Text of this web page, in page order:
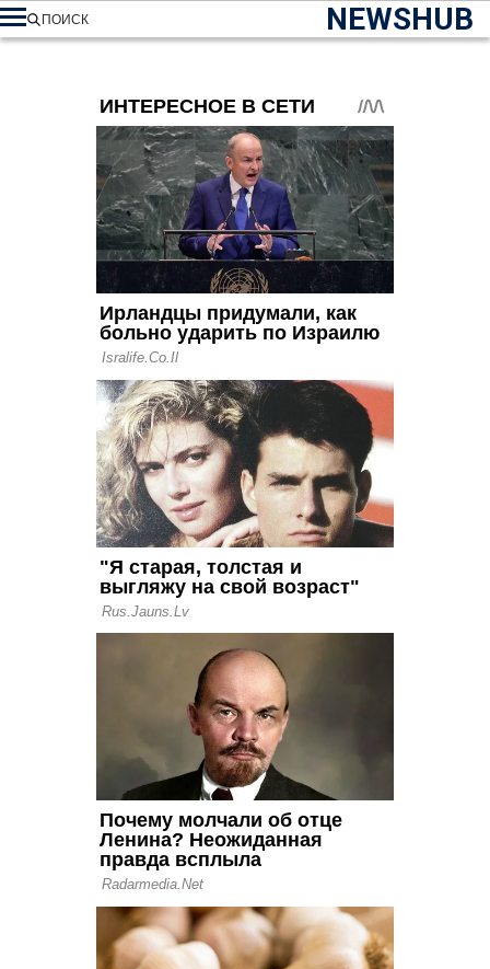
NEWSHUB
ПОИСК